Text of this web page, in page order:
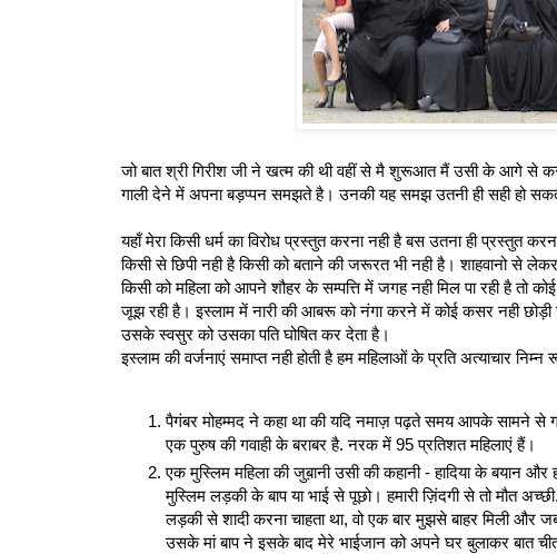
जो बात श्री गिरीश जी ने खत्म की थी वहीं से मै शुरूआत मैं उसी के आगे से
गाली देने में अपना बड़प्‍पन समझते है। उनकी यह समझ उतनी ही सही हो
यहाँ मेरा किसी धर्म का विरोध प्रस्‍तुत करना नही है बस उतना ही प्रस्‍तुत
किसी से छिपी नही है किसी को बताने की जरूरत भी नही है। शाहवानो से
किसी को महिला को आपने शौहर के सम्पत्ति में जगह नही मिल पा रही है
जूझ रही है। इस्लाम में नारी की आबरू को नंगा करने में कोई कसर नही
उसके स्वसुर को उसका पति घोषित कर देता है।
इस्लाम की वर्जनाएं समाप्‍त नही होती है हम महिलाओं के प्रति अत्याचार
पैगंबर मोहम्मद ने कहा था की यदि नमाज़ पढ़ते समय आपके सामने से
एक पुरुष की गवाही के बराबर है. नरक में 95 प्रतिशत महिलाएं हैं।
एक मुस्लिम महिला की जुब़ानी उसी की कहानी - हादिया के बयान
मुस्लिम लड़की के बाप या भाई से पूछो। हमारी ज़िंदगी से तो मौत
लड़की से शादी करना चाहता था, वो एक बार मुझसे बाहर मिली
उसके मां बाप ने इसके बाद मेरे भाईजान को अपने घर बुलाकर बात